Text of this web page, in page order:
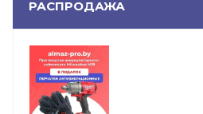
РАСПРОДАЖА